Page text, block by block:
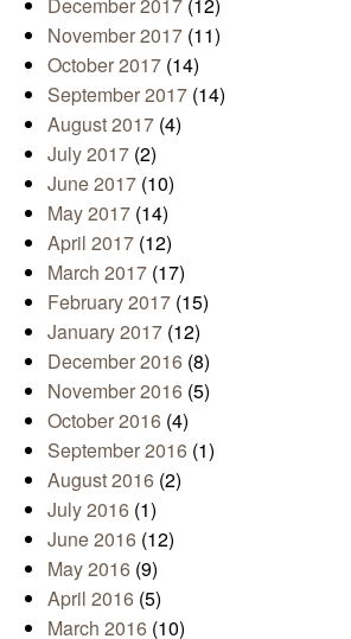
November 2017 (11)
October 2017 (14)
September 2017 (14)
August 2017 (4)
July 2017 (2)
June 2017 (10)
May 2017 (14)
April 2017 (12)
March 2017 (17)
February 2017 (15)
January 2017 (12)
December 2016 (8)
November 2016 (5)
October 2016 (4)
September 2016 (1)
August 2016 (2)
July 2016 (1)
June 2016 (12)
May 2016 (9)
April 2016 (5)
March 2016 (10)